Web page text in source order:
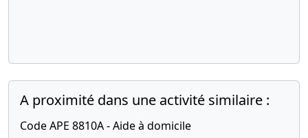
A proximité dans une activité similaire :
Code APE 8810A - Aide à domicile